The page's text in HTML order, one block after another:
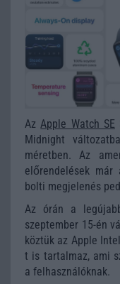
Az Apple Watch SE
Midnight
méretben. Az
előrendelések
bolti megjelenés
Az órán a
szeptember 15-én
köztük az Apple
t is tartalmaz, ami
a felhasználóknak.